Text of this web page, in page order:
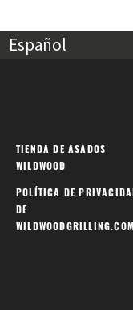
Español
TIENDA DE ASADOS
WILDWOOD
POLÍTICA DE
DE
WILDWOODGRILLING.COM